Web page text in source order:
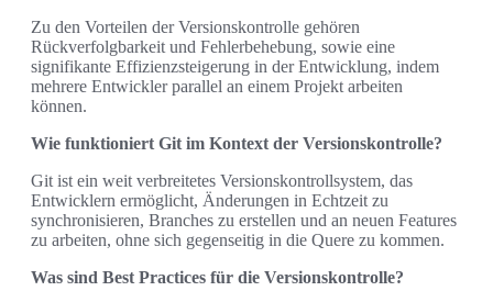
Zu den Vorteilen der Versionskontrolle gehören
Rückverfolgbarkeit und Fehlerbehebung, sowie eine
signifikante Effizienzsteigerung in der Entwicklung, indem
mehrere Entwickler parallel an einem Projekt arbeiten
können.
Wie funktioniert Git im Kontext der Versionskontrolle?
Git ist ein weit verbreitetes Versionskontrollsystem, das
Entwicklern ermöglicht, Änderungen in Echtzeit zu
synchronisieren, Branches zu erstellen und an neuen Features
zu arbeiten, ohne sich gegenseitig in die Quere zu kommen.
Was sind Best Practices für die Versionskontrolle?